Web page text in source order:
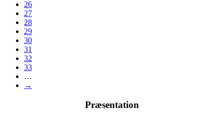
26
27
28
29
30
31
32
33
…
→
Præsentation